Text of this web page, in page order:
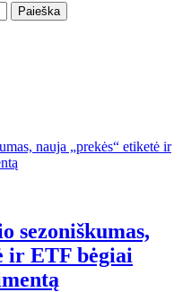
sezoniškumas,
ir ETF bėgiai